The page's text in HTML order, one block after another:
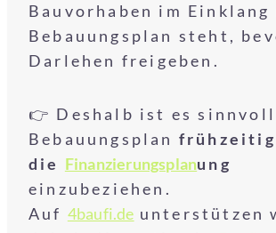
Bauvorhaben im Einklang
Bebauungsplan steht,
Darlehen freigeben.
👉 Deshalb ist es
Bebauungsplan
die Finanzierungsplanung
einzubeziehen.
Auf 4baufi.de unterstützen